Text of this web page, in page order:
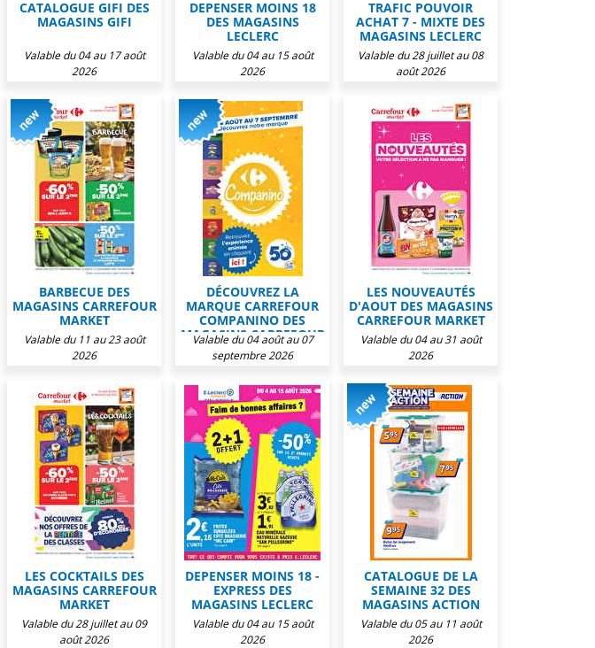
CATALOGUE GIFI DES
MAGASINS GIFI
Valable du 04 au 17 août
2026
DEPENSER MOINS 18
DES MAGASINS
LECLERC
Valable du 04 au 15 août
2026
TRAFIC POUVOIR
ACHAT 7 - MIXTE DES
MAGASINS LECLERC
Valable du 28 juillet au 08
août 2026
BARBECUE DES
MAGASINS CARREFOUR
MARKET
Valable du 11 au 23 août
2026
DÉCOUVREZ LA
MARQUE CARREFOUR
COMPANINO DES
MAGASINS CARREFOUR
MARKET
Valable du 04 août au 07
septembre 2026
LES NOUVEAUTÉS
D'AOUT DES MAGASINS
CARREFOUR MARKET
Valable du 04 au 31 août
2026
LES COCKTAILS DES
MAGASINS CARREFOUR
MARKET
Valable du 28 juillet au 09
août 2026
DEPENSER MOINS 18 -
EXPRESS DES
MAGASINS LECLERC
Valable du 04 au 15 août
2026
CATALOGUE DE LA
SEMAINE 32 DES
MAGASINS ACTION
Valable du 05 au 11 août
2026